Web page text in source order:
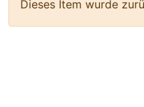
Dieses Item wurde